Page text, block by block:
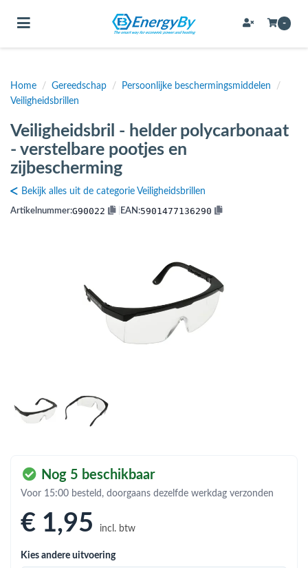
(Bevestigingsmateriaal / schroeven)
(Buizen & leidingen)
(Expansievaten)
(Gereedschap)
(Hemelwaterafvoer & riolering)
(Circulatiepompen, pompgroepen & verdelers)
(Sanitair)
(Zonneboilersets & onderdelen)
Toggle navigation -
Home / Gereedschap / Persoonlijke beschermingsmiddelen
/
Veiligheidsbrillen
Veiligheidsbril - helder polycarbonaat
- verstelbare pootjes en
zijbescherming
Bekijk alles uit de categorie Veiligheidsbrillen
Artikelnummer:G90022 EAN:5901477136290
Nog 5 beschikbaar
Voor 15:00 besteld, doorgaans dezelfde werkdag verzonden
€ 1,95 incl. btw
Kies andere uitvoering